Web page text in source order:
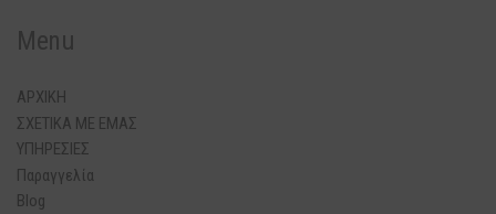
Menu
ΑΡΧΙΚΗ
ΣΧΕΤΙΚΑ ΜΕ ΕΜΑΣ
ΥΠΗΡΕΣΙΕΣ
Παραγγελία
Blog